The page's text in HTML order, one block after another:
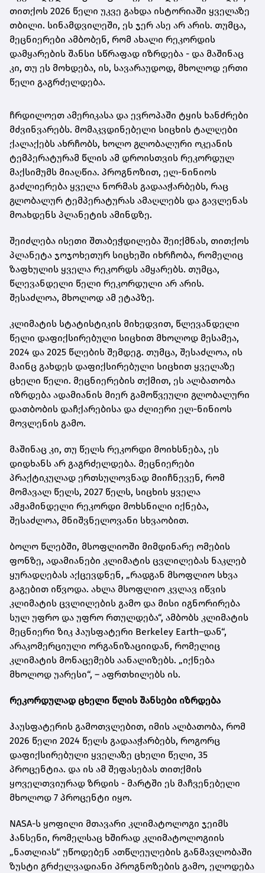
თითქოს 2026 წელი უკვე გახდა ისტორიაში ყველაზე
თბილი. სინამდვილეში, ეს ჯერ ასე არ არის. თუმცა,
მეცნიერები ამბობენ, რომ ახალი რეკორდის
დამყარების შანსი სწრაფად იზრდება - და მაშინაც
კი, თუ ეს მოხდება, ის, სავარაუდოდ, მხოლოდ ერთი
წელი გაგრძელდება.
ჩრდილოეთ ამერიკასა და ევროპაში ტყის ხანძრები
მძვინვარებს. მომაკვდინებელი სიცხის ტალღები
ქალაქებს ახრჩობს, ხოლო გლობალური ოკეანის
ტემპერატურამ წლის ამ დროისთვის რეკორდულ
მაქსიმუმს მიაღწია. პროგნოზით, ელ-ნინიოს
გაძლიერება ყველა ნორმას გადააჭარბებს, რაც
გლობალურ ტემპერატურას ამაღლებს და გავლენას
მოახდენს პლანეტის ამინდზე.
შეიძლება ისეთი შთაბეჭდილება შეიქმნას, თითქოს
პლანეტა ჯოჯოხეთურ სიცხეში იხრჩობა, რომელიც
ზაფხულის ყველა რეკორდს ამყარებს. თუმცა,
წლევანდელი წელი რეკორდული არ არის.
შესაძლოა, მხოლოდ ამ ეტაპზე.
კლიმატის სტატისტიკის მიხედვით, წლევანდელი
წელი დაფიქსირებული სიცხით მხოლოდ მესამეა,
2024 და 2025 წლების შემდეგ. თუმცა, შესაძლოა, ის
მაინც გახდეს დაფიქსირებული სიცხით ყველაზე
ცხელი წელი. მეცნიერების თქმით, ეს ალბათობა
იზრდება ადამიანის მიერ გამოწვეული გლობალური
დათბობის დაჩქარებისა და ძლიერი ელ-ნინიოს
მოვლენის გამო.
მაშინაც კი, თუ წელს რეკორდი მოიხსნება, ეს
დიდხანს არ გაგრძელდება. მეცნიერები
პრაქტიკულად ერთსულოვნად მიიჩნევენ, რომ
მომავალ წელს, 2027 წელს, სიცხის ყველა
ამჟამინდელი რეკორდი მოხსნილი იქნება,
შესაძლოა, მნიშვნელოვანი სხვაობით.
ბოლო წლებში, მსოფლიოში მიმდინარე ომების
ფონზე, ადამიანები კლიმატის ცვლილებას ნაკლებ
ყურადღებას აქცევდნენ, „რადგან მსოფლიო სხვა
გაგებით იწვოდა. ახლა მსოფლიო კვლავ იწვის
კლიმატის ცვლილების გამო და მისი იგნორირება
სულ უფრო და უფრო რთულდება“, ამბობს კლიმატის
მეცნიერი ზიკ ჰაუსფატერი Berkeley Earth–დან“,
არაკომერციული ორგანიზაციიდან, რომელიც
კლიმატის მონაცემებს აანალიზებს. „იქნება
მხოლოდ უარესი“, – აფრთხილებს ის.
რეკორდულად ცხელი წლის შანსები იზრდება
ჰაუსფატერის გამოთვლებით, იმის ალბათობა, რომ
2026 წელი 2024 წელს გადააჭარბებს, როგორც
დაფიქსირებული ყველაზე ცხელი წელი, 35
პროცენტია. და ის ამ შეფასებას თითქმის
ყოველთვიურად ზრდის - მარტში ეს მაჩვენებელი
მხოლოდ 7 პროცენტი იყო.
NASA-ს ყოფილი მთავარი კლიმატოლოგი ჯეიმს
ჰანსენი, რომელსაც ხშირად კლიმატოლოგიის
„ნათლიას“ უწოდებენ ათწლეულების განმავლობაში
ზუსტი გრძელვადიანი პროგნოზების გამო, ელოდება